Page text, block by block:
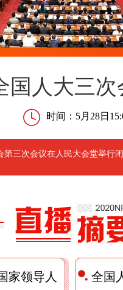
国人大三
时间：5月28日
三次会议在人民大会堂举行闭
家领导人
全国